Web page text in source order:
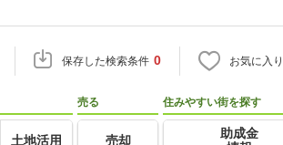
保存した検索条件 0 お気に入り
土地活用
売る
売却
住みやすい街を探す
助成金